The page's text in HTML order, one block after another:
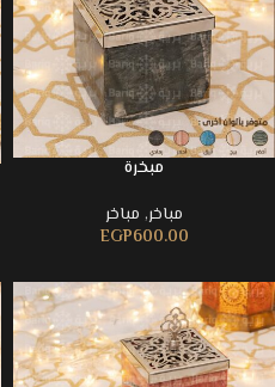
مبخرة
مباخر, مباخر
EGP600.00